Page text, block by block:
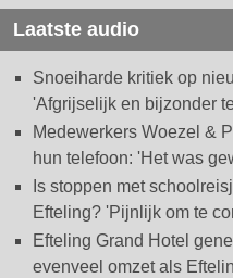
Laatste audio
Snoeiharde kritiek op
'Afgrijselijk en bijzonder
Medewerkers Woezel &
hun telefoon: 'Het was
Is stoppen met
Efteling? 'Pijnlijk om te
Efteling Grand Hotel
evenveel omzet als